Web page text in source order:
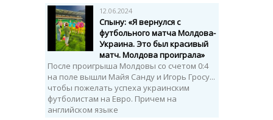
12.06.2024
Спыну: «Я вернулся с
футбольного матча Молдова-
Украина. Это был красивый
матч. Молдова проиграла»
После проигрыша Молдовы со счетом 0:4
на поле вышли Майя Санду и Игорь Гросу...
чтобы пожелать успеха украинским
футболистам на Евро. Причем на
английском языке